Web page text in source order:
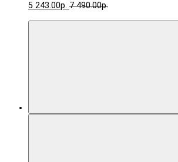
5 243.00р. 7 490.00р.